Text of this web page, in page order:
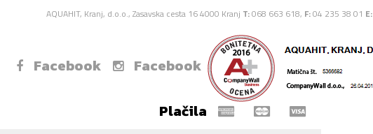
AQUAHIT, Kranj, d.o.o., Zasavska cesta 16 4000 Kranj T:068 663 618, F:04 235 38 01 E:
Facebook Facebook
Plačila